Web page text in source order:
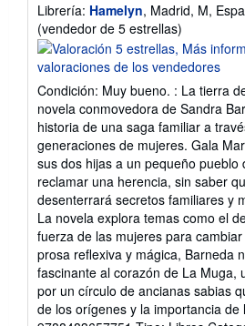
Librería: Hamelyn, Madrid, M,
(vendedor de 5 estrellas)
del
vendedor:
5
de
5
estrellas
Condición: Muy bueno. : La tierra
novela conmovedora de Sandra
historia de una saga familiar a
generaciones de mujeres. Gala
sus dos hijas a un pequeño pueblo
reclamar una herencia, sin saber
desenterrará secretos familiares y
La novela explora temas como el
fuerza de las mujeres para
prosa reflexiva y mágica, Barneda
fascinante al corazón de La Muga,
por un círculo de ancianas sabias
de los orígenes y la importancia de